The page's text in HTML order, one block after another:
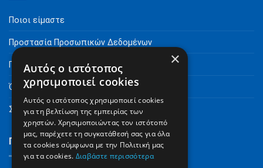
Ποιοι είμαστε
Προστασία Προσωπικών Δεδομένων
Πνευματικά Δικαιώματα
Όροι Χρήσης
Συχνές Ερωτήσεις
Γραφτείτε στο Newsletter
×
Αυτός ο ιστότοπος
χρησιμοποιεί cookies
Αυτός ο ιστότοπος χρησιμοποιεί cookies
για τη βελτίωση της εμπειρίας των
χρηστών. Χρησιμοποιώντας τον ιστότοπό
μας, παρέχετε τη συγκατάθεσή σας για όλα
τα cookies σύμφωνα με την Πολιτική μας
για τα cookies. Διαβάστε περισσότερα